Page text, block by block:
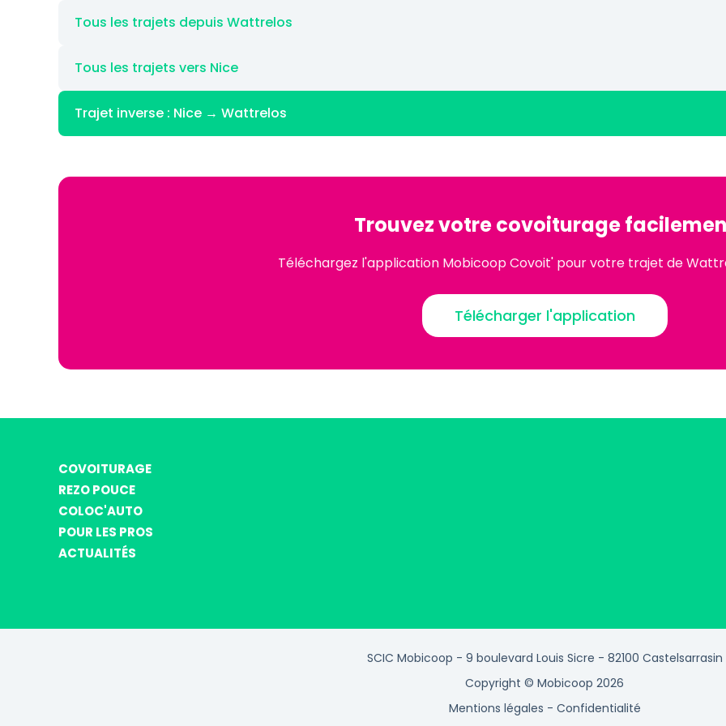
Tous les trajets depuis Wattrelos
Tous les trajets vers Nice
Trajet inverse : Nice → Wattrelos
Trouvez votre covoiturage
Téléchargez l'application Mobicoop Covoit' pour votre trajet de
Télécharger l'application
COVOITURAGE
REZO POUCE
COLOC'AUTO
POUR LES PROS
ACTUALITÉS
SCIC Mobicoop - 9 boulevard Louis Sicre - 82100 Castelsarrasin
Copyright © Mobicoop 2026
Mentions légales - Confidentialité